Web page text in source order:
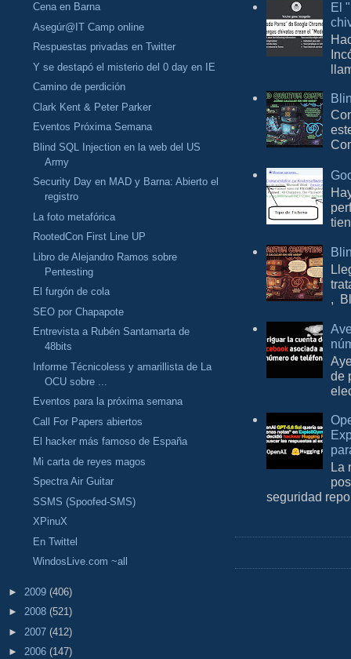
Cena en Barna
Asegúr@IT Camp online
Respuestas privadas en Twitter
Y se destapó el misterio del 0 day en IE
Camino de perdición
Clark Kent & Peter Parker
Eventos Próxima Semana
Blind SQL Injection en la web del US
Army
Security Day en MAD y Barna: Abierto el
registro
La foto metafórica
RootedCon First Line UP
Libro de Alejandro Ramos sobre
Pentesting
El furgón de cola
SEO por Chapapote
Entrevista a Rubén Santamarta de
48bits
Informe Técnicoless y amarillista de La
OCU sobre ...
Eventos para la próxima semana
Call For Papers abiertos
El hacker más famoso de España
Mi carta de reyes magos
Spectra Air Guitar
SSMS (Spoofed-SMS)
XPinuX
En Twittel
WindosLive.com ~all
► 2009 (406)
► 2008 (521)
► 2007 (412)
► 2006 (147)
El
,
de
La
seguridad